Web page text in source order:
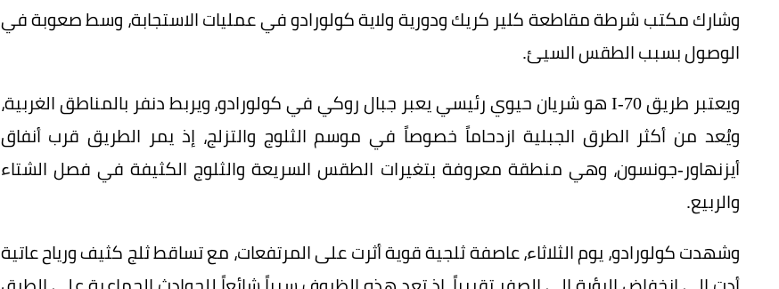
وشارك مكتب شرطة مقاطعة كلير كريك ودورية ولاية كولورادو في عمليات الاستجابة، وسط صعوبة في
الوصول بسبب الطقس السيئ.
ويعتبر طريق I-70 هو شريان حيوي رئيسي يعبر جبال روكي في كولورادو، ويربط دنفر بالمناطق الغربية،
ويُعد من أكثر الطرق الجبلية ازدحاماً خصوصاً في موسم الثلوج والتزلج، إذ يمر الطريق قرب أنفاق
أيزنهاور-جونسون، وهي منطقة معروفة بتغيرات الطقس السريعة والثلوج الكثيفة في فصل الشتاء
والربيع.
وشهدت كولورادو، يوم الثلاثاء، عاصفة ثلجية قوية أثرت على المرتفعات، مع تساقط ثلج كثيف ورياح عاتية